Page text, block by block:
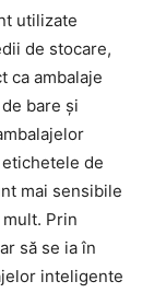
utilizate
de stocare,
ca ambalaje
bare și
de
mai sensibile
Prin
să se ia în
inteligente